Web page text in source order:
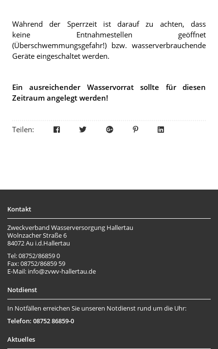
Während der Sperrzeit ist darauf zu achten, dass
keine Entnahmestellen geöffnet
(Überschwemmungsgefahr!) bzw. wasserverbrauchende
Geräte eingeschaltet werden.
Ein ausreichender Wasservorrat sollte für diesen
Zeitraum angelegt werden!
Teilen:
Kontakt
Zweckverband Wasserversorgung Hallertau
Wolnzacher Straße 6
84072 Au i.d.Hallertau
Tel: 08752/86859 0
Fax: 08752/86859 59
E-Mail: info@zvwv-hallertau.de
Notdienst
In Notfällen erreichen Sie unseren Notdienst rund um die Uhr:
Telefon: 08752 86859-0
Aktuelles